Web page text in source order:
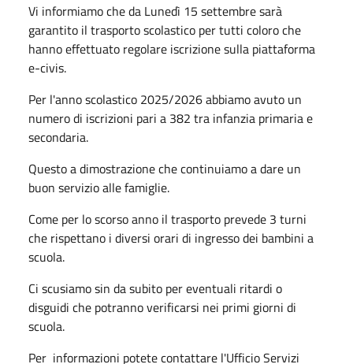
Vi informiamo che da Lunedì 15 settembre sarà
garantito il trasporto scolastico per tutti coloro che
hanno effettuato regolare iscrizione sulla piattaforma
e-civis.
Per l'anno scolastico 2025/2026 abbiamo avuto un
numero di iscrizioni pari a 382 tra infanzia primaria e
secondaria.
Questo a dimostrazione che continuiamo a dare un
buon servizio alle famiglie.
Come per lo scorso anno il trasporto prevede 3 turni
che rispettano i diversi orari di ingresso dei bambini a
scuola.
Ci scusiamo sin da subito per eventuali ritardi o
disguidi che potranno verificarsi nei primi giorni di
scuola.
Per informazioni potete contattare l'Ufficio Servizi